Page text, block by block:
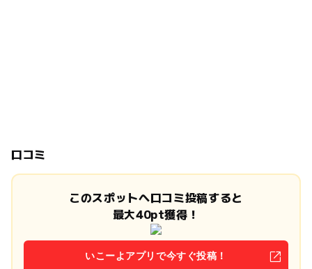
口コミ
このスポットへ口コミ投稿すると
最大40pt獲得！
いこーよアプリで今すぐ投稿！